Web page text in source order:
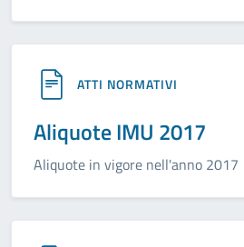
ATTI NORMATIVI
Aliquote IMU 2017
Aliquote in vigore nell'anno 2017